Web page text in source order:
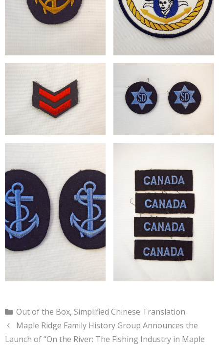
Categories
Out of the Box, Simplified Chinese Translation
Maple Ridge Family History Group Announces the
Launch of “On the River: The Fishing Industry in Maple